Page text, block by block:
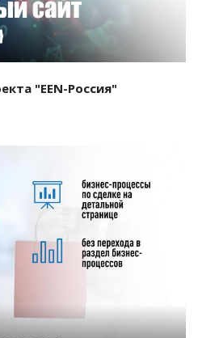
"EEN-Россия"